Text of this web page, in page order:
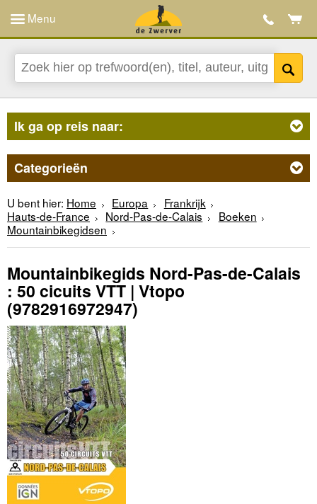
Menu
Ik ga op reis naar:
Categorieën
U bent hier: Home Europa
Frankrijk
Hauts-de-France
Nord-Pas-de-Calais
Boeken
Mountainbikegidsen
Mountainbikegids Nord-Pas-de-Calais
: 50 cicuits VTT | Vtopo
(9782916972947)